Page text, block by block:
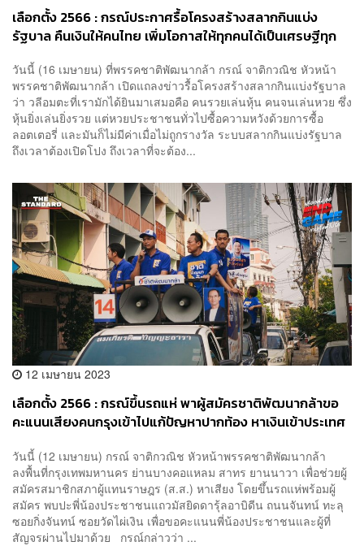
เลือกตั้ง 2566 : กรณ์ประกาศรื้อโครงสร้างสลากกินแบ่ง
รัฐบาล คืนเงินให้คนไทย เพิ่มโอกาสให้ทุกคนได้เป็นเศรษฐีทุก
วันนี้ (16 เมษายน) ที่พรรคชาติพัฒนากล้า กรณ์ จาติกวณิช หัวหน้า
พรรคชาติพัฒนากล้า เปิดแถลงข่าวรื้อโครงสร้างสลากกินแบ่งรัฐบาล
ว่า วลีอมตะที่เรามักได้ยินมาเสมอคือ คนรวยเล่นหุ้น คนจนเล่นหวย ซึ่ง
หุ้นยิ่งเล่นยิ่งรวย แต่หวยประชาชนทั่วไปซื้อความหวังด้วยการซื้อ
ลอตเตอรี่ และมันก็ไม่มีค่าเมื่อไม่ถูกรางวัล ระบบสลากกินแบ่งรัฐบาล
ถึงเวลาต้องเปิดโปง ถึงเวลาที่จะต้อง...
12 เมษายน 2023
เลือกตั้ง 2566 : กรณ์ขึ้นรถแห่ พาผู้สมัครชาติพัฒนากล้าขอ
คะแนนเสียงคนกรุงเข้าไปแก้ปัญหาปากท้อง หาเงินเข้าประเทศ
วันนี้ (12 เมษายน) กรณ์ จาติกวณิช หัวหน้าพรรคชาติพัฒนากล้า
ลงพื้นที่กรุงเทพมหานคร ย่านบางคอแหลม สาทร ยานนาวา เพื่อช่วยผู้
สมัครสมาชิกสภาผู้แทนราษฎร (ส.ส.) หาเสียง โดยขึ้นรถแห่พร้อมผู้
สมัคร พบปะพี่น้องประชาชนแถวมัสยิดดารุ้ลอาบิดีน ถนนจันทน์ ทะลุ
ซอยกิ่งจันทน์ ซอยวัดไผ่เงิน เพื่อขอคะแนนพี่น้องประชาชนและผู้ที่
สัญจรผ่านไปมาด้วย กรณ์กล่าวว่า ...